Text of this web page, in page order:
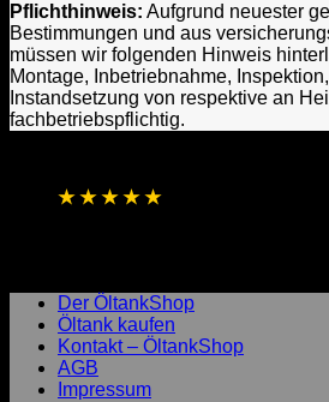
Pflichthinweis: Aufgrund neuester
Bestimmungen und aus
müssen wir folgenden Hinweis
Montage, Inbetriebnahme,
Instandsetzung von respektive an
fachbetriebspflichtig.
★★★★★
Der ÖltankShop
Öltank kaufen
Kontakt – ÖltankShop
AGB
Impressum